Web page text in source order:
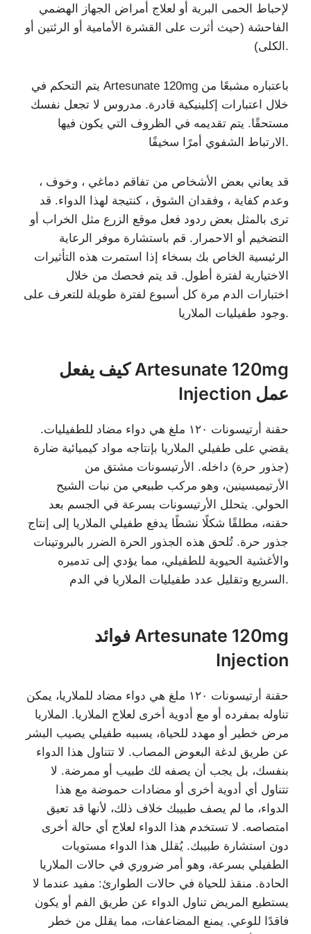
لإحباط الحمى البرية أو لعلاج أمراض الجهاز الهضمي
الفاحشة (حيث أثرت على القشرة الأمامية أو الرئتين أو
الكلى).
يتم التحكم في Artesunate 120mg باعتباره مشبعًا من
خلال اعتبارات إكلينيكية قادرة. مدروس لا تجعل نفسك
مستحقًا. يتم تقديمه في الظروف التي يكون فيها
الارتباط الشفوي أمرًا سخيفًا.
قد يعاني بعض الأشخاص من تفاقم دماغي ، وخوف ،
وعدم كفاية ، وفقدان الشوق ، كنتيجة لهذا الدواء. قد
ترى بالمثل بعض ردود فعل موقع الزرع مثل الخراب أو
التضخيم أو الاحمرار. قم باستشارة موفر الرعاية
الرئيسية الخاص بك بسخاء إذا استمرت هذه التأثيرات
الاختيارية لفترة أطول. قد يتم فحصك من خلال
اختبارات الدم مرة كل أسبوع لفترة طويلة للتعرف على
وجود طفيليات الملاريا.
كيف يفعل Artesunate 120mg
Injection عمل
حقنة أرتيسونات ١٢٠ ملغ هي دواء مضاد للطفيليات.
يقضي على طفيلي الملاريا بإنتاجه مواد كيميائية ضارة
(جذور حرة) داخله. الأرتيسونات مشتق من
الأرتيميسينين، وهو مركب طبيعي من نبات الشيح
الحولي. يتحلل الأرتيسونات بسرعة في الجسم بعد
حقنه، مطلقًا شكلًا نشطًا يدفع طفيلي الملاريا إلى إنتاج
جذور حرة. تُلحق هذه الجذور الحرة الضرر بالبروتينات
والأغشية الحيوية للطفيلي، مما يؤدي إلى تدميره
السريع وتقليل عدد طفيليات الملاريا في الدم.
فوائد Artesunate 120mg
Injection
حقنة أرتيسونات ١٢٠ ملغ هي دواء مضاد للملاريا، يمكن
تناوله بمفرده أو مع أدوية أخرى لعلاج الملاريا. الملاريا
مرض خطير أو مهدد للحياة، يسببه طفيلي يصيب البشر
عن طريق لدغة البعوض المصاب. لا تتناول هذا الدواء
بنفسك، بل يجب أن يصفه لك طبيب أو ممرضة. لا
تتناول أي أدوية أخرى أو مضادات حموضة مع هذا
الدواء، ما لم يصف طبيبك خلاف ذلك، لأنها قد تعيق
امتصاصه. لا تستخدم هذا الدواء لعلاج أي حالة أخرى
دون استشارة طبيبك. يُقلل هذا الدواء مستويات
الطفيلي بسرعة، وهو أمر ضروري في حالات الملاريا
الحادة. منقذ للحياة في حالات الطوارئ: مفيد عندما لا
يستطيع المريض تناول الدواء عن طريق الفم أو يكون
فاقدًا للوعي. يمنع المضاعفات، مما يقلل من خطر